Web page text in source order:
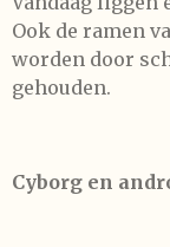
Ook de ramen
worden door
gehouden.
Cyborg en